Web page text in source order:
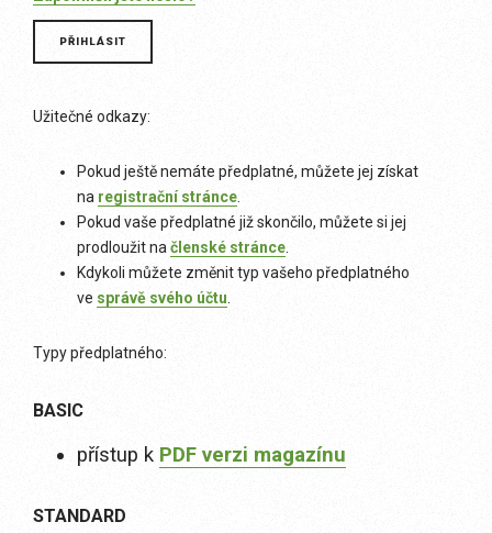
Užitečné odkazy:
Pokud ještě nemáte předplatné, můžete jej získat
na registrační stránce
Pokud vaše předplatné již skončilo, můžete si jej
prodloužit na členské stránce
Kdykoli můžete změnit typ vašeho předplatného
ve správě svého účtu
Typy předplatného:
BASIC
přístup k PDF verzi magazínu
STANDARD